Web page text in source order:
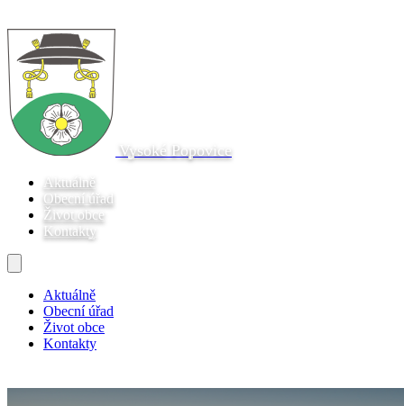
Vysoké Popovice
Aktuálně
Obecní úřad
Život obce
Kontakty
Aktuálně
Obecní úřad
Život obce
Kontakty